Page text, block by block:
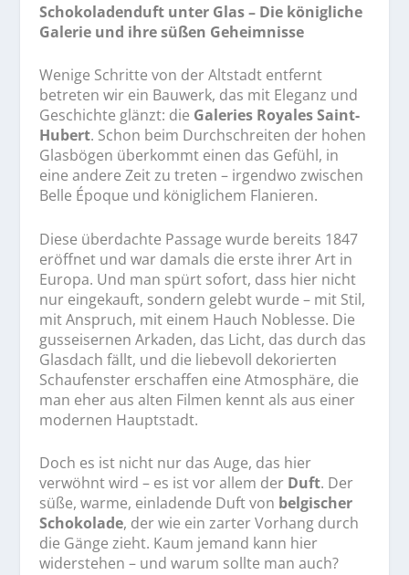
Schokoladenduft unter Glas – Die königliche
Galerie und ihre süßen Geheimnisse
Wenige Schritte von der Altstadt entfernt
betreten wir ein Bauwerk, das mit Eleganz und
Geschichte glänzt: die Galeries Royales Saint-
Hubert. Schon beim Durchschreiten der hohen
Glasbögen überkommt einen das Gefühl, in
eine andere Zeit zu treten – irgendwo zwischen
Belle Époque und königlichem Flanieren.
Diese überdachte Passage wurde bereits 1847
eröffnet und war damals die erste ihrer Art in
Europa. Und man spürt sofort, dass hier nicht
nur eingekauft, sondern gelebt wurde – mit Stil,
mit Anspruch, mit einem Hauch Noblesse. Die
gusseisernen Arkaden, das Licht, das durch das
Glasdach fällt, und die liebevoll dekorierten
Schaufenster erschaffen eine Atmosphäre, die
man eher aus alten Filmen kennt als aus einer
modernen Hauptstadt.
Doch es ist nicht nur das Auge, das hier
verwöhnt wird – es ist vor allem der Duft. Der
süße, warme, einladende Duft von belgischer
Schokolade, der wie ein zarter Vorhang durch
die Gänge zieht. Kaum jemand kann hier
widerstehen – und warum sollte man auch?